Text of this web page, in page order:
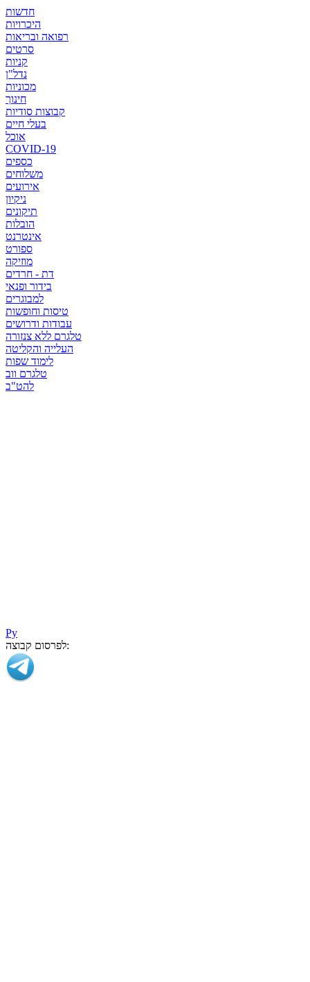
חדשות
היכרויות
רפואה ובריאות
סרטים
קניות
נדל"ן
מכוניות
חינוך
קבוצות סודיות
בעלי חיים
אוכל
COVID-19
כספים
משלוחים
אירועים
ניקיון
תיקונים
הובלות
אינטרנט
ספורט
מוזיקה
דת - חרדים
בידור ופנאי
למבוגרים
טיסות וחופשות
עבודות ודרושים
טלגרם ללא צנזורה
העלייה והקליטה
לימוד שפות
טלגרם ווב
להט"ב
Ру
לפרסום קבוצה: